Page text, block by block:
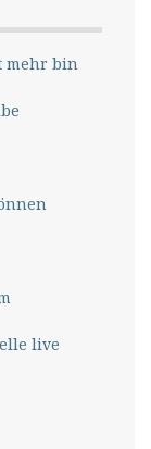
mehr bin
live